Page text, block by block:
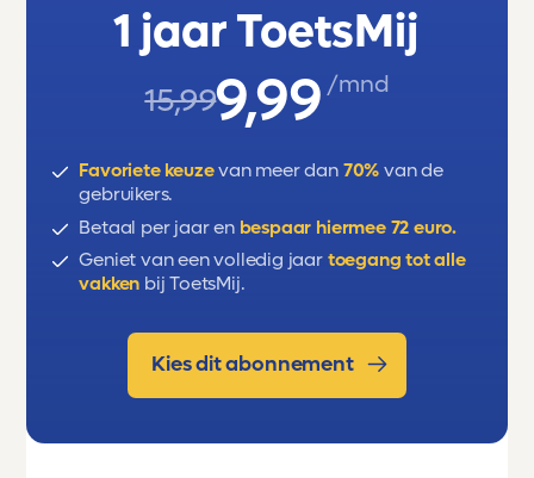
1 jaar ToetsMij
15,999,99 /mnd
Favoriete keuzevan meer dan 70% van de
gebruikers.
Betaal per jaar en bespaar hiermee 72 euro.
Geniet van een volledig jaar toegang tot alle
vakken bij ToetsMij.
Kies dit abonnement